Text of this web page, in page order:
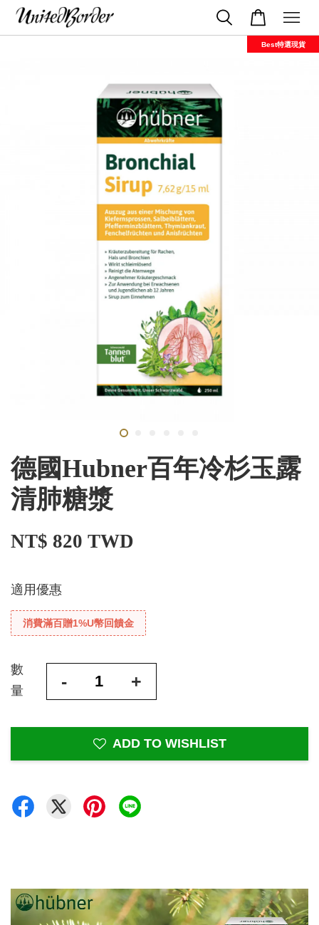
Best特選現貨
德國Hubner百年冷杉玉露
清肺糖漿
NT$ 820 TWD
適用優惠
消費滿百贈1%U幣回饋金
數
量
- +
ADD TO WISHLIST